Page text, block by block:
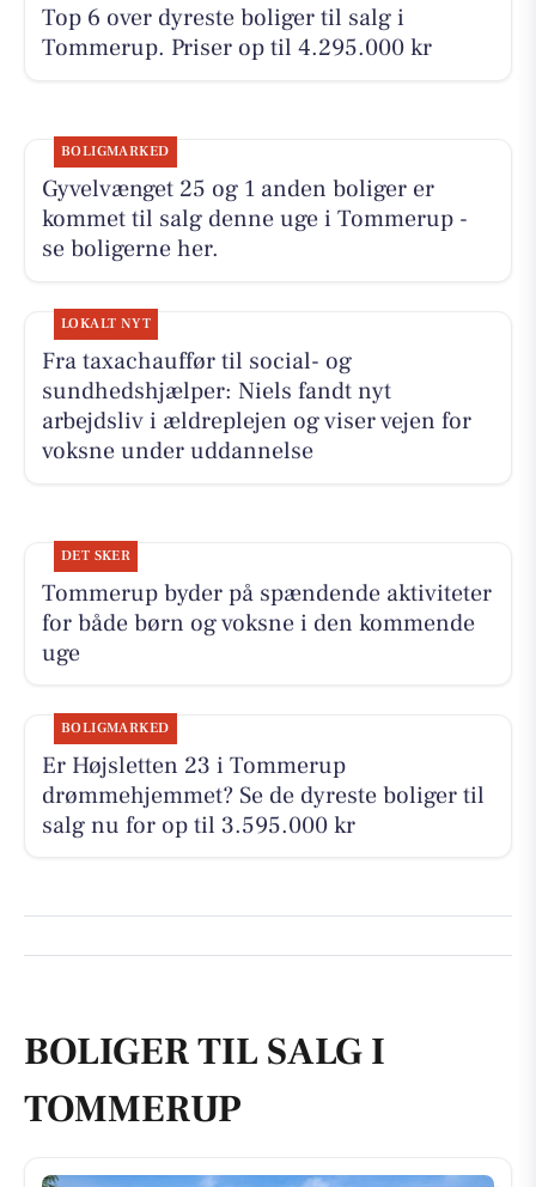
Top 6 over dyreste boliger til salg i
Tommerup. Priser op til 4.295.000 kr
BOLIGMARKED
Gyvelvænget 25 og 1 anden boliger er
kommet til salg denne uge i Tommerup -
se boligerne her.
LOKALT NYT
Fra taxachauffør til social- og
sundhedshjælper: Niels fandt nyt
arbejdsliv i ældreplejen og viser vejen for
voksne under uddannelse
DET SKER
Tommerup byder på spændende aktiviteter
for både børn og voksne i den kommende
uge
BOLIGMARKED
Er Højsletten 23 i Tommerup
drømmehjemmet? Se de dyreste boliger til
salg nu for op til 3.595.000 kr
BOLIGER TIL SALG I
TOMMERUP